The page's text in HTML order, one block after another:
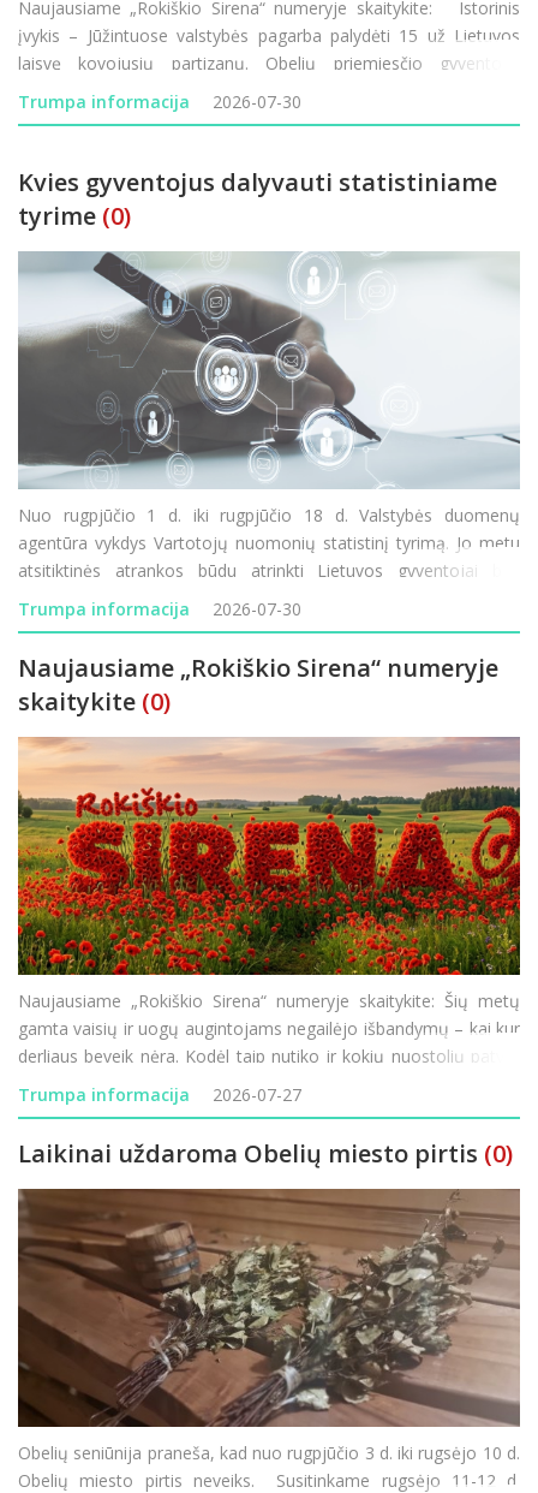
Naujausiame „Rokiškio Sirena“ numeryje skaitykite: Istorinis
įvykis – Jūžintuose valstybės pagarba palydėti 15 už Lietuvos
laisvę kovojusių partizanų. Obelių priemiesčio gyventojai
nebegali taikstytis su kasdienėmis dulkių problemomis. Rokiškio
Rudolf
Trumpa informacija 2026-07-30
Kvies gyventojus dalyvauti statistiniame
tyrime (0)
Nuo rugpjūčio 1 d. iki rugpjūčio 18 d. Valstybės duomenų
agentūra vykdys Vartotojų nuomonių statistinį tyrimą. Jo metu
atsitiktinės atrankos būdu atrinkti Lietuvos gyventojai bus
kviečiami atsakyti į klausimus apie savo lūkesčius, finansinę
padėtį ir vartojimo planus. Tyrimo rezultatai padeda
Trumpa informacija 2026-07-30
Naujausiame „Rokiškio Sirena“ numeryje
skaitykite (0)
Naujausiame „Rokiškio Sirena“ numeryje skaitykite: Šių metų
gamta vaisių ir uogų augintojams negailėjo išbandymų – kai kur
derliaus beveik nėra. Kodėl taip nutiko ir kokių nuostolių patyrė
Rokiškio krašto ūkininkai? Minint 85-ąsias Holokausto
Trumpa informacija 2026-07-27
Laikinai uždaroma Obelių miesto pirtis (0)
Obelių seniūnija praneša, kad nuo rugpjūčio 3 d. iki rugsėjo 10 d.
Obelių miesto pirtis neveiks. Susitinkame rugsėjo 11-12 d.